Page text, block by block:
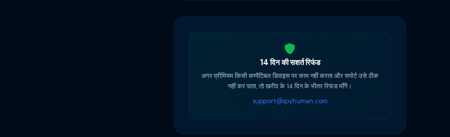
14 दिन की सशर्त रिफंड
अगर प्रीमियम किसी कम्पैटिबल डिवाइस पर काम नहीं करता और सपोर्ट उसे ठीक
नहीं कर पाता, तो खरीद के 14 दिन के भीतर रिफंड माँगें।
support@spyhuman.com